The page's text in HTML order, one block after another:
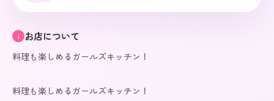
i お店について
料理も楽しめるガールズキッチン！
料理も楽しめるガールズキッチン！